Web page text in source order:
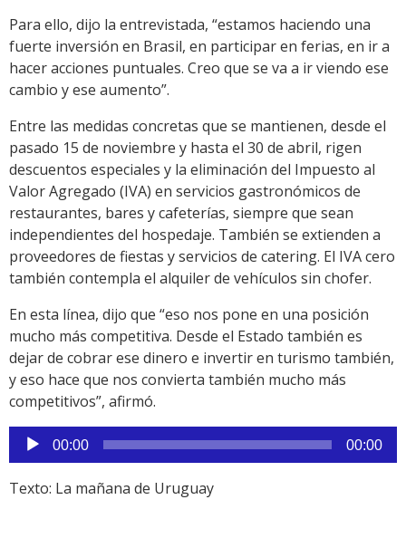
Para ello, dijo la entrevistada, “estamos haciendo una
fuerte inversión en Brasil, en participar en ferias, en ir a
hacer acciones puntuales. Creo que se va a ir viendo ese
cambio y ese aumento”.
Entre las medidas concretas que se mantienen, desde el
pasado 15 de noviembre y hasta el 30 de abril, rigen
descuentos especiales y la eliminación del Impuesto al
Valor Agregado (IVA) en servicios gastronómicos de
restaurantes, bares y cafeterías, siempre que sean
independientes del hospedaje. También se extienden a
proveedores de fiestas y servicios de catering. El IVA cero
también contempla el alquiler de vehículos sin chofer.
En esta línea, dijo que “eso nos pone en una posición
mucho más competitiva. Desde el Estado también es
dejar de cobrar ese dinero e invertir en turismo también,
y eso hace que nos convierta también mucho más
competitivos”, afirmó.
Reproductor
de
audio
00:00 00:00
Texto: La mañana de Uruguay